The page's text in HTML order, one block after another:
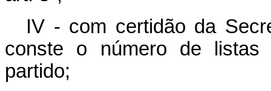
IV - com certidão da
conste o número de listas
partido;